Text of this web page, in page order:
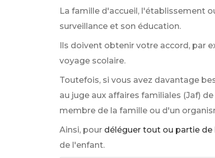
La famille d'accueil, l'établissement
surveillance et son éducation.
Ils doivent obtenir votre accord, par
voyage scolaire.
Toutefois, si vous avez davantage
au juge aux affaires familiales (Jaf)
membre de la famille ou d'un
Ainsi, pour déléguer tout ou partie
de l'enfant.